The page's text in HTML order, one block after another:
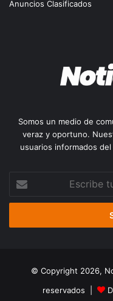
Anuncios Clasificados
Somos un medio de
veraz y oportuno.
usuarios informados
correo
© Copyright 2026,
reservados |